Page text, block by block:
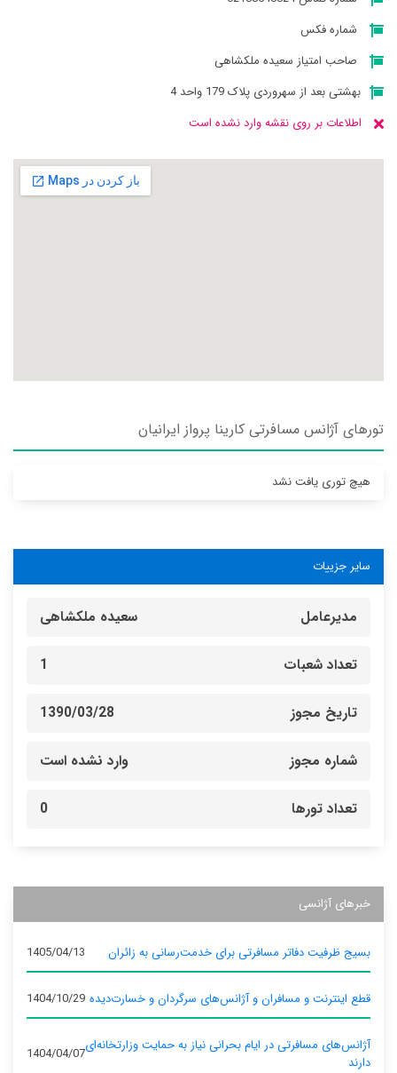
شماره فکس
صاحب امتیاز سعیده ملکشاهی
بهشتی بعد از سهروردی پلاک 179 واحد 4
اطلاعات بر روی نقشه وارد نشده است
تورهای آژانس مسافرتی كارينا پرواز ايرانيان
هیچ توری یافت نشد
سایر جزییات
مدیرعامل سعیده ملکشاهی
تعداد شعبات 1
تاریخ مجوز 1390/03/28
شماره مجوز وارد نشده است
تعداد تورها 0
خبرهای آژانسی
بسیج ظرفیت دفاتر مسافرتی برای خدمت‌رسانی به زائران 1405/04/13
قطع اینترنت و مسافران و آژانس‌های سرگردان و خسارت‌دیده 1404/10/29
آژانس‌های مسافرتی در ایام بحرانی نیاز به حمایت وزارتخانه‌ای
دارند
1404/04/07